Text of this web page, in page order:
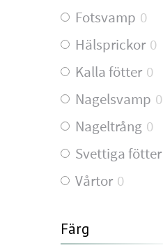
Fotsvamp 0
Hälsprickor 0
Kalla fötter 0
Nagelsvamp 0
Nageltrång 0
Svettiga fötter
Vårtor 0
Färg